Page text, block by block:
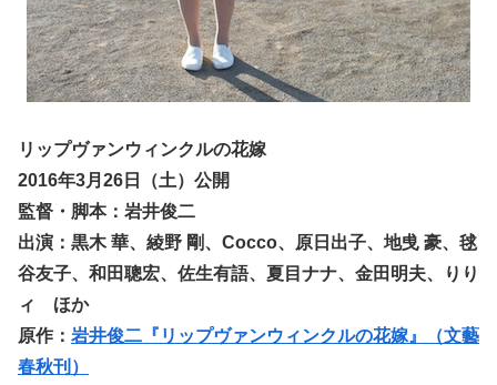
リップヴァンウィンクルの花嫁
2016年3月26日（土）公開
監督・脚本：岩井俊二
出演：黒木 華、綾野 剛、Cocco、原日出子、地曵 豪、毬
谷友子、和田聰宏、佐生有語、夏目ナナ、金田明夫、りり
ィ ほか
原作： 岩井俊二『リップヴァンウィンクルの花嫁』（文藝
春秋刊）